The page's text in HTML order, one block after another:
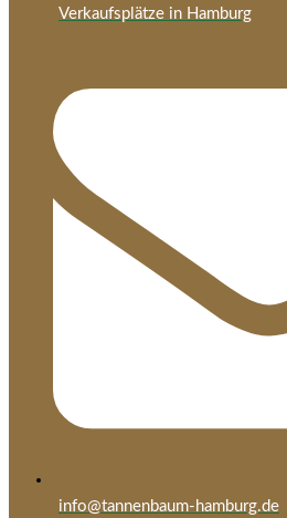
Verkaufsplätze in Hamburg
info@tannenbaum-hamburg.de